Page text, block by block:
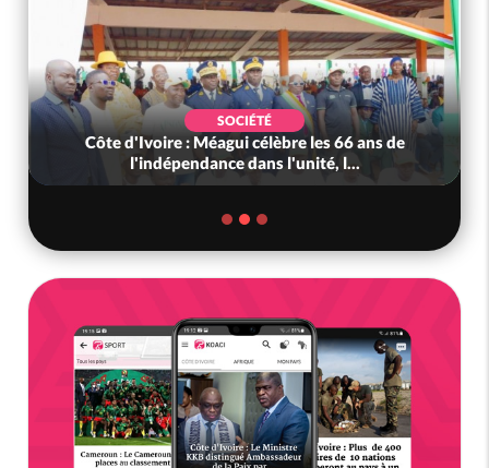
SOCIÉTÉ
Côte d'Ivoire : Méagui célèbre les 66 ans de
l'indépendance dans l'unité, l...